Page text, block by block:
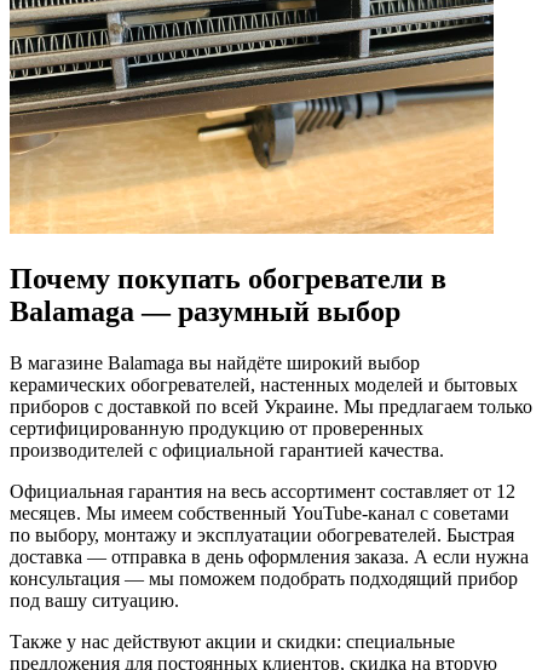
Почему покупать обогреватели в
Balamaga — разумный выбор
В магазине Balamaga вы найдёте широкий выбор
керамических обогревателей, настенных моделей и бытовых
приборов с доставкой по всей Украине. Мы предлагаем только
сертифицированную продукцию от проверенных
производителей с официальной гарантией качества.
Официальная гарантия на весь ассортимент составляет от 12
месяцев. Мы имеем собственный YouTube-канал с советами
по выбору, монтажу и эксплуатации обогревателей. Быстрая
доставка — отправка в день оформления заказа. А если нужна
консультация — мы поможем подобрать подходящий прибор
под вашу ситуацию.
Также у нас действуют акции и скидки: специальные
предложения для постоянных клиентов, скидка на вторую